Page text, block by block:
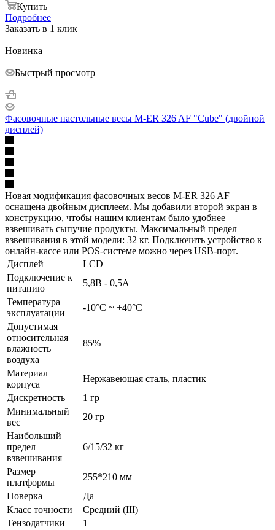
Купить
Подробнее
Заказать в 1 клик
Новинка
Быстрый просмотр
Фасовочные настольные весы M-ER 326 AF "Cube" (двойной
дисплей)
Новая модификация фасовочных весов M-ER 326 AF
оснащена двойным дисплеем. Мы добавили второй экран в
конструкцию, чтобы нашим клиентам было удобнее
взвешивать сыпучие продукты. Максимальный предел
взвешивания в этой модели: 32 кг. Подключить устройство к
онлайн-кассе или POS-системе можно через USB-порт.
Дисплей
LCD
Подключение к
питанию
5,8В - 0,5А
Температура
эксплуатации
-10°C ~ +40°C
Допустимая
относительная
влажность
воздуха
85%
Материал
корпуса
Нержавеющая сталь, пластик
Дискретность
1 гр
Минимальный
вес
20 гр
Наибольший
предел
взвешивания
6/15/32 кг
Размер
платформы
255*210 мм
Поверка
Да
Класс точности
Средний (III)
Тензодатчики
1